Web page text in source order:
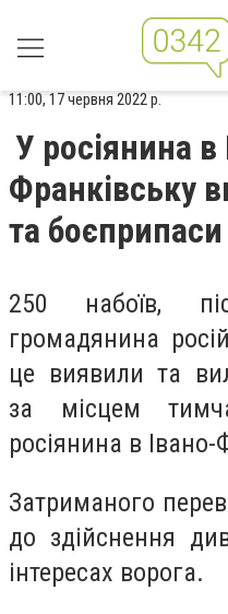
11:00, 17 червня 2022 р.
У росіянина в
Франківську
та боєприпаси
250 набоїв,
громадянина
це виявили та
за місцем
росіянина в Івано-
Затриманого
до здійснення
інтересах ворога.